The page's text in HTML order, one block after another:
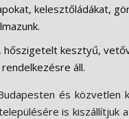
kelesztőládákat,
kesztyű,
áll.
és
is kiszállítjuk